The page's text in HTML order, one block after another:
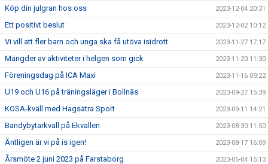
Köp din julgran hos oss 2023-12-04 20:31
Ett positivt beslut 2023-12-02 10:12
Vi vill att fler barn och unga ska få utöva isidrott 2023-11-27 17:17
Mängder av aktiviteter i helgen som gick 2023-11-20 11:30
Föreningsdag på ICA Maxi 2023-11-16 09:22
U19 och U16 på träningsläger i Bollnäs 2023-09-27 15:39
KOSA-kväll med Hagsätra Sport 2023-09-11 14:21
Bandybytarkväll på Ekvallen 2023-08-30 11:50
Äntligen är vi på is igen! 2023-08-17 16:09
Årsmöte 2 juni 2023 på Farstaborg 2023-05-04 15:13